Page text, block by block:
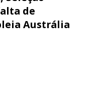
de
Austrália